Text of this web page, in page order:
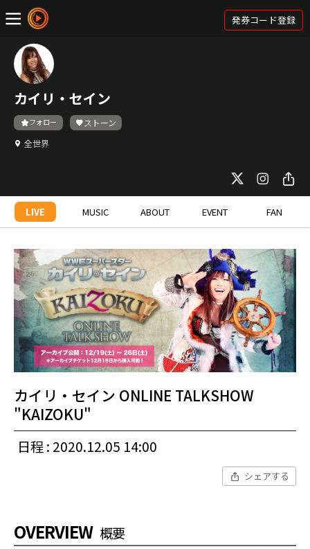
発券コード登録
カイリ・セイン
フォロー
ストーン
全世界
LIVE MUSIC ABOUT EVENT FAN
カイリ・セイン ONLINE TALKSHOW
"KAIZOKU"
日程 : 2020.12.05 14:00
シェアする
OVERVIEW 概要